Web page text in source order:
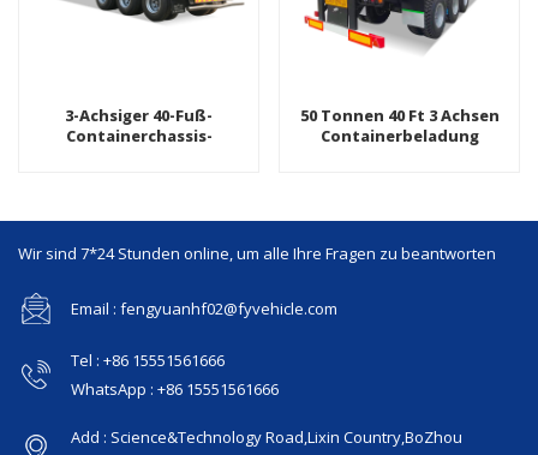
3-Achsiger 40-Fuß-
Containerchassis-
50 Tonnen 40 Ft 3 Achsen
Containerbeladung
Wir sind 7*24 Stunden online, um alle Ihre Fragen zu beantworten
Email : fengyuanhf02@fyvehicle.com
Tel : +86 15551561666
WhatsApp : +86 15551561666
Add : Science&Technology Road,Lixin Country,BoZhou